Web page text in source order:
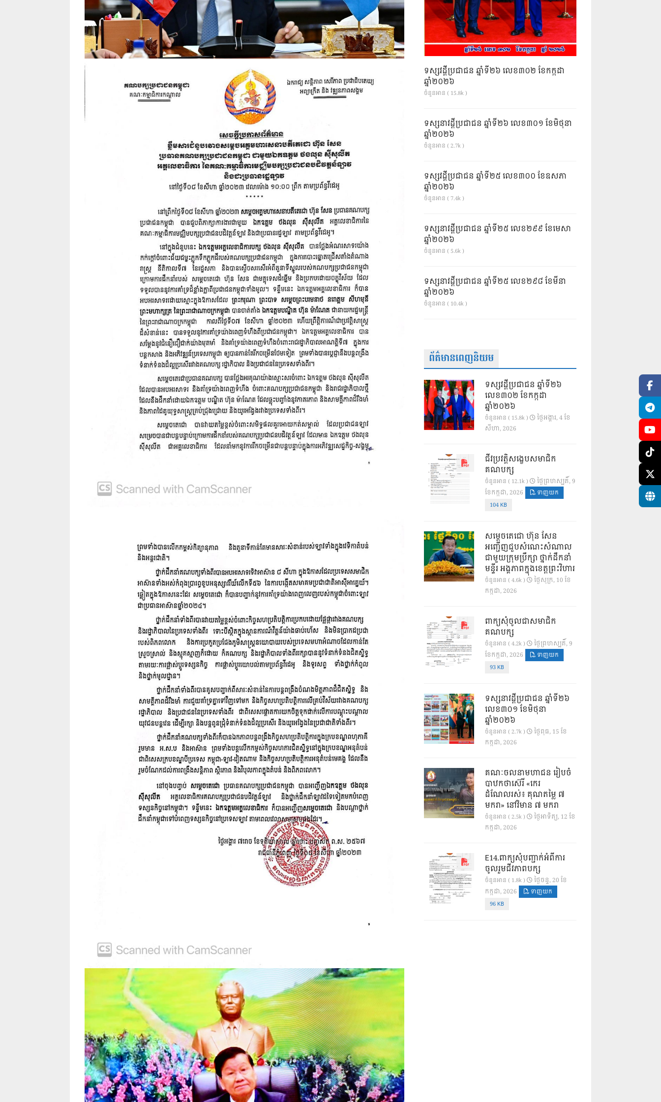
ទស្សវដ្តីប្រជាជន ឆ្នាំទី២៦ លេខ៣០២ ខែកក្កដា
ឆ្នាំ២០២៦
ចំនួនអាន ( 15.8k )
ទស្សនាវដ្ដីប្រជាជន ឆ្នាំទី២៦ លេខ៣០១ ខែមិថុនា
ឆ្នាំ២០២៦
ចំនួនអាន ( 2.7k )
ទស្សវដ្តីប្រជាជន ឆ្នាំទី២៥ លេខ៣០០ ខែឧសភា
ឆ្នាំ២០២៦
ចំនួនអាន ( 7.4k )
ទស្សនាវដ្ដីប្រជាជន ឆ្នាំទី២៥ លេខ២៩៩ ខែមេសា
ឆ្នាំ២០២៦
ចំនួនអាន ( 5.6k )
ទស្សនាវដ្ដីប្រជាជន ឆ្នាំទី២៥ លេខ២៩៨ ខែមីនា
ឆ្នាំ២០២៦
ចំនួនអាន ( 10.4k )
ព័ត៌មានពេញនិយម
ទស្សវដ្តីប្រជាជន ឆ្នាំទី២៦
លេខ៣០២ ខែកក្កដា
ឆ្នាំ២០២៦
ចំនួនអាន ( 15.8k )
ថ្ងៃ​អង្គារ, 4 ខែ​
សីហា, 2026
ជីវប្រវត្តិសង្ខេបសមាជិក
គណបក្ស
ចំនួនអាន ( 12.1k )
ថ្ងៃ​ព្រហស្បតិ៍, 9
ខែ​កក្កដា, 2026
ទាញយក
104 KB
សម្តេចតេជោ ហ៊ុន សែន
អញ្ជើញជួបសំណេះសំណាល
ជាមួយក្រុមប្រឹក្សា ថ្នាក់ដឹកនាំ
មន្ទីរ អង្គភាពក្នុងខេត្តព្រះវិហារ
ចំនួនអាន ( 4.6k )
ថ្ងៃ​សុក្រ, 10 ខែ​
កក្កដា, 2026
ពាក្យសុំចូលជាសមាជិក
គណបក្ស
ចំនួនអាន ( 4.2k )
ថ្ងៃ​ព្រហស្បតិ៍, 9
ខែ​កក្កដា, 2026
ទាញយក
93 KB
ទស្សនាវដ្ដីប្រជាជន ឆ្នាំទី២៦
លេខ៣០១ ខែមិថុនា
ឆ្នាំ២០២៦
ចំនួនអាន ( 2.7k )
ថ្ងៃ​ពុធ, 15 ខែ​
កក្កដា, 2026
គណៈចលនាមហាជន រៀបចំ
បាឋកថាស៊េរី «កេរ
ដំណែលរស់៖ គុណតម្លៃ ៧
មករា» នៅវិមាន ៧ មករា
ចំនួនអាន ( 2.5k )
ថ្ងៃ​អាទិត្យ, 12 ខែ​
កក្កដា, 2026
E14.ពាក្យសុំបញ្ជាក់អំពីការ
ចូលរួមជីវភាពបក្ស
ចំនួនអាន ( 1.8k )
ថ្ងៃ​ចន្ទ, 20 ខែ​
កក្កដា, 2026
ទាញយក
96 KB